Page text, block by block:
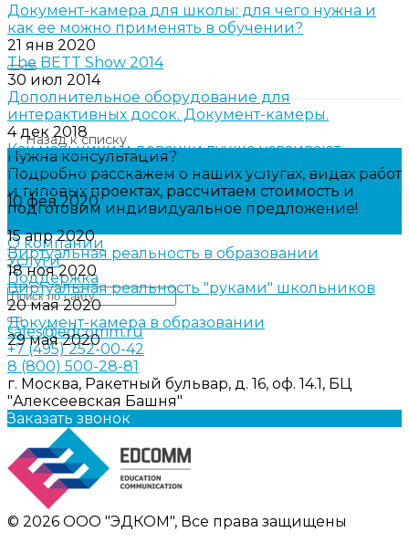
Документ-камера для школы: для чего нужна и
как ее можно применять в обучении?
21 янв 2020
The BETT Show 2014
30 июл 2014
Дополнительное оборудование для
интерактивных досок. Документ-камеры.
4 дек 2018
Как мальчики и девочки лучше усваивают
информацию, обучаясь с помощью виртуальной
реальности?
10 фев 2020
Документ-камера
15 апр 2020
Виртуальная реальность в образовании
18 ноя 2020
Виртуальная реальность "руками" школьников
20 мая 2020
Документ-камера в образовании
29 мая 2020
Назад к списку
Нужна консультация?
Подробно расскажем о наших услугах, видах работ
и типовых проектах, рассчитаем стоимость и
подготовим индивидуальное предложение!
О компании
Услуги
Поддержка
sales@edcomm.ru
+7 (495) 252-00-42
8 (800) 500-28-81
г. Москва, Ракетный бульвар, д. 16, оф. 14.1, БЦ
"Алексеевская Башня"
Заказать звонок
© 2026 ООО "ЭДКОМ", Все права защищены